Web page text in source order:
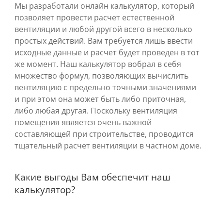
Мы разработали онлайн калькулятор, который
позволяет провести расчет естественной
вентиляции и любой другой всего в несколько
простых действий. Вам требуется лишь ввести
исходные данные и расчет будет проведен в тот
же момент. Наш калькулятор вобрал в себя
множество формул, позволяющих вычислить
вентиляцию с предельно точными значениями
и при этом она может быть либо приточная,
либо любая другая. Поскольку вентиляция
помещения является очень важной
составляющей при строительстве, проводится
тщательный расчет вентиляции в частном доме.
Какие выгоды Вам обеспечит наш
калькулятор?